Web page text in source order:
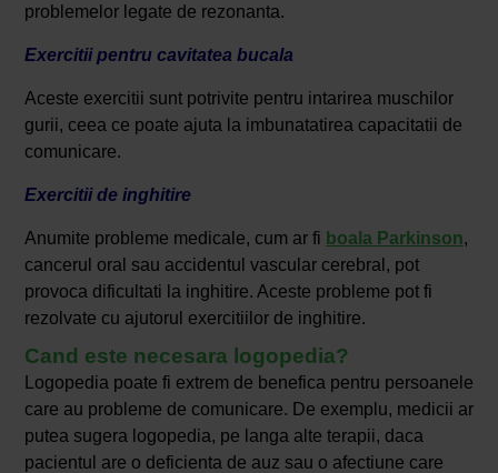
problemelor legate de rezonanta.
Exercitii pentru cavitatea bucala
Aceste exercitii sunt potrivite pentru intarirea muschilor
gurii, ceea ce poate ajuta la imbunatatirea capacitatii de
comunicare.
Exercitii de inghitire
Anumite probleme medicale, cum ar fi boala Parkinson,
cancerul oral sau accidentul vascular cerebral, pot
provoca dificultati la inghitire. Aceste probleme pot fi
rezolvate cu ajutorul exercitiilor de inghitire.
Cand este necesara logopedia?
Logopedia poate fi extrem de benefica pentru persoanele
care au probleme de comunicare. De exemplu, medicii ar
putea sugera logopedia, pe langa alte terapii, daca
pacientul are o deficienta de auz sau o afectiune care